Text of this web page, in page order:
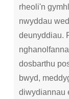
rheoli'n
nwyddau
deunyddiau.
dosbarthu
bwyd,
diwydiannau